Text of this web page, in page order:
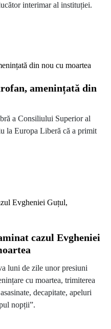
interimar al instituției.
amenințată din
a Consiliului Superior al
la Europa Liberă că a primit
cazul Evgheniei
luni de zile unor presiuni
cu moartea, trimiterea
decapitate, apeluri
nopții”.